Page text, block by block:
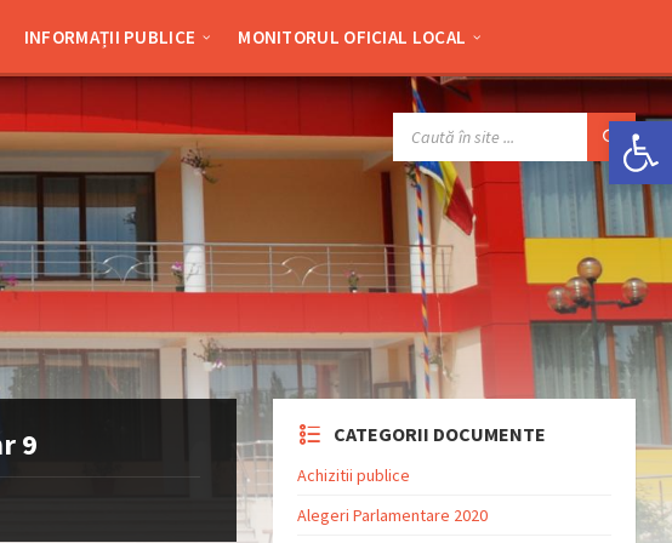
Deschide bara de unelte
INFORMAȚII PUBLICE MONITORUL OFICIAL LOCAL
9 CATEGORII DOCUMENTE
Achizitii publice
Alegeri Parlamentare 2020